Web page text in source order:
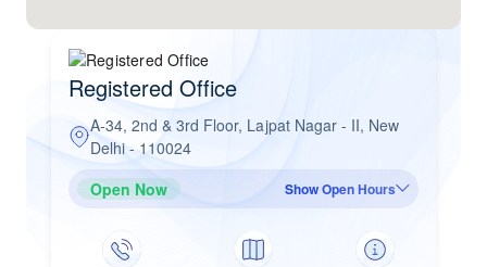
Registered Office
A-34, 2nd & 3rd Floor, Lajpat Nagar - II, New
Delhi - 110024
Open Now
Show Open Hours